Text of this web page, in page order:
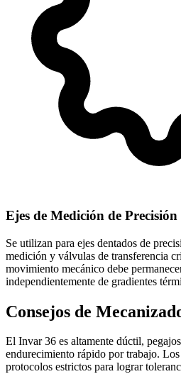
Ejes de Medición de Precisión
Se utilizan para ejes dentados de
medición y válvulas de transferencia
movimiento mecánico debe
independientemente de gradientes
Consejos de
El Invar 36 es altamente dúctil,
endurecimiento rápido por trabajo.
protocolos estrictos para lograr